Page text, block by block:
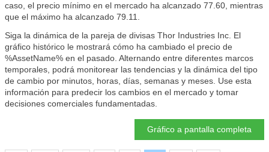
caso, el precio mínimo en el mercado ha alcanzado 77.60, mientras
que el máximo ha alcanzado 79.11.
Siga la dinámica de la pareja de divisas Thor Industries Inc. El
gráfico histórico le mostrará cómo ha cambiado el precio de
%AssetName% en el pasado. Alternando entre diferentes marcos
temporales, podrá monitorear las tendencias y la dinámica del tipo
de cambio por minutos, horas, días, semanas y meses. Use esta
información para predecir los cambios en el mercado y tomar
decisiones comerciales fundamentadas.
Gráfico a pantalla completa